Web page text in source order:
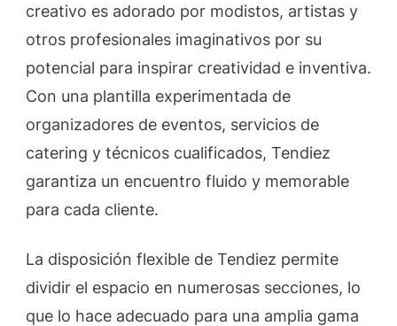
creativo es adorado por modistos, artistas y
otros profesionales imaginativos por su
potencial para inspirar creatividad e inventiva.
Con una plantilla experimentada de
organizadores de eventos, servicios de
catering y técnicos cualificados, Tendiez
garantiza un encuentro fluido y memorable
para cada cliente.
La disposición flexible de Tendiez permite
dividir el espacio en numerosas secciones, lo
que lo hace adecuado para una amplia gama